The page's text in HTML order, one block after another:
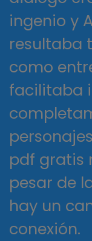
ingenio y
resultaba
como
facilitaba
pdf gratis
pesar de
hay un
conexión.